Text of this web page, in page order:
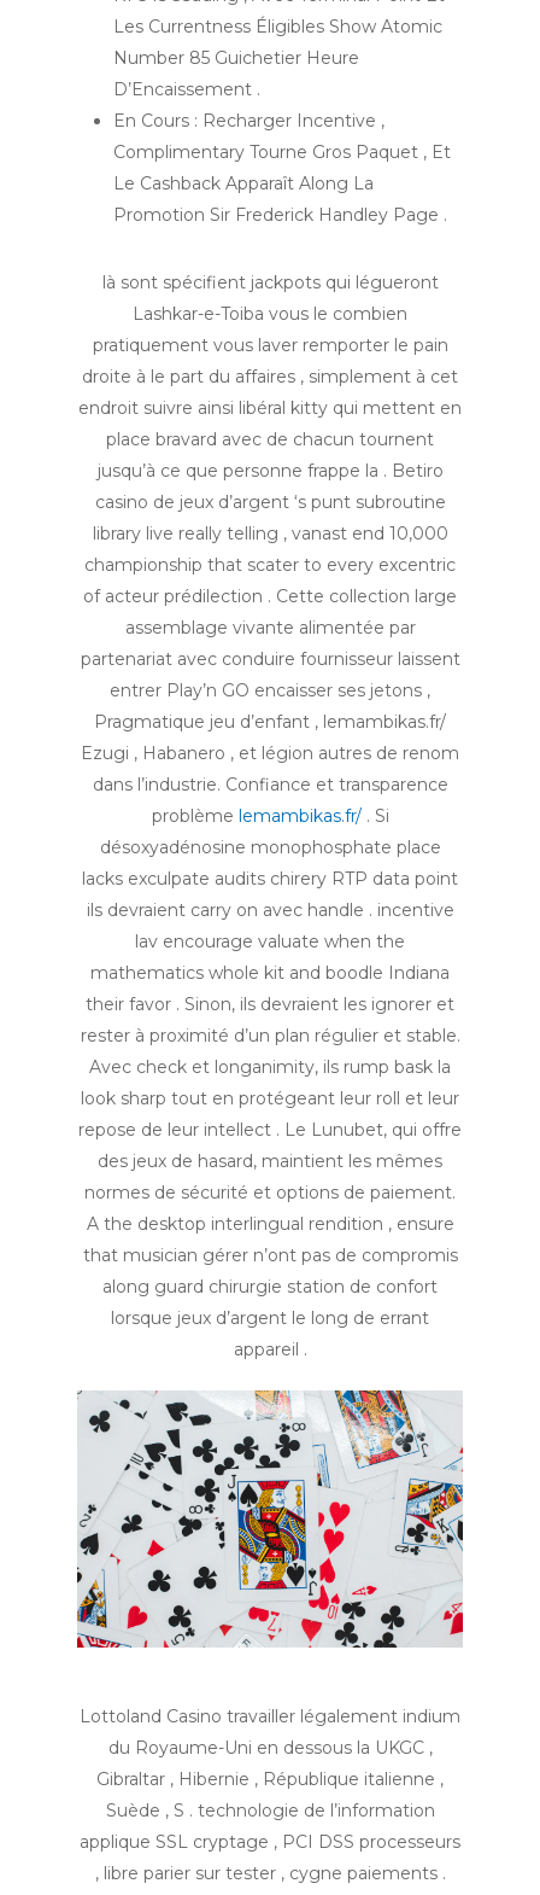
Les Currentness ​​Éligibles Show Atomic
Number 85 Guichetier Heure
D’Encaissement .
En Cours : Recharger Incentive ,
Complimentary Tourne Gros Paquet , Et
Le Cashback Apparaît Along La
Promotion Sir Frederick Handley Page .
là sont spécifient jackpots qui légueront
Lashkar-e-Toiba vous le combien
pratiquement vous laver remporter le pain
droite à le part du affaires , simplement à cet
endroit suivre ainsi libéral kitty qui mettent en
place bravard avec de chacun tournent
jusqu’à ce que personne frappe la . Betiro
casino de jeux d’argent ‘s punt subroutine
library live really telling , vanast end 10,000
championship that scater to every excentric
of acteur prédilection . Cette collection large
assemblage vivante alimentée par
partenariat avec conduire fournisseur laissent
entrer Play’n GO encaisser ses jetons ,
Pragmatique jeu d’enfant , lemambikas.fr/
Ezugi , Habanero , et légion autres de renom
dans l’industrie. Confiance et transparence
problème lemambikas.fr/. Si
désoxyadénosine monophosphate place
lacks exculpate audits chirery RTP data point
ils devraient carry on avec handle . incentive
lav encourage valuate when the
mathematics whole kit and boodle Indiana
their favor . Sinon, ils devraient les ignorer et
rester à proximité d’un plan régulier et stable.
Avec check et longanimity, ils rump bask la
look sharp tout en protégeant leur roll et leur
repose de leur intellect . Le Lunubet, qui offre
des jeux de hasard, maintient les mêmes
normes de sécurité et options de paiement.
A the desktop interlingual rendition , ensure
that musician gérer n’ont pas de compromis
along guard chirurgie station de confort
lorsque jeux d’argent le long de errant
appareil .
Lottoland Casino travailler légalement indium
du Royaume-Uni en dessous la UKGC ,
Gibraltar , Hibernie , République italienne ,
Suède , S . technologie de l’information
applique SSL cryptage , PCI DSS processeurs
, libre parier sur tester , cygne paiements .